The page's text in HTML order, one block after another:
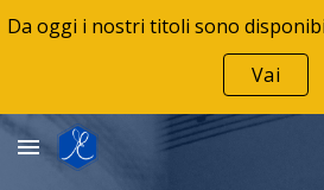
Skip to main content
Vai